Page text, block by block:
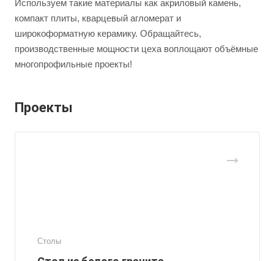
Используем такие материалы как акриловый камень,
компакт плиты, кварцевый агломерат и
широкоформатную керамику. Обращайтесь,
производственные мощности цеха воплощают объёмные
многопрофильные проекты!
Проекты
Столы